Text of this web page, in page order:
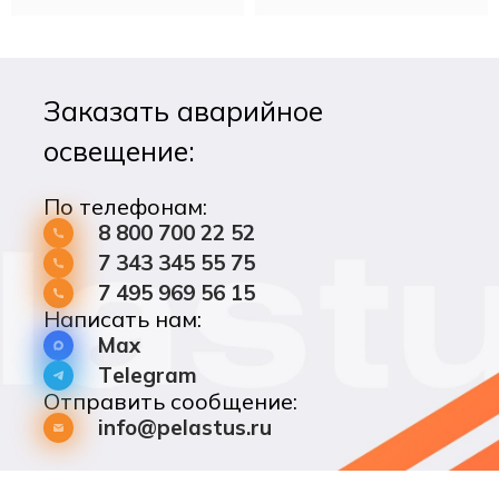
Заказать аварийное
освещение:
По телефонам:
8 800 700 22 52
7 343 345 55 75
7 495 969 56 15
Написать нам:
Max
Telegram
Отправить сообщение:
info@pelastus.ru